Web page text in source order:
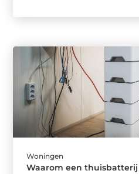
Woningen
Waarom een